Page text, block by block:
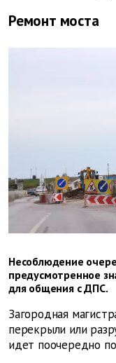
Ремонт моста
Несоблюдение
предусмотренное
для общения с ДПС.
Загородная
перекрыли или
идет поочередно